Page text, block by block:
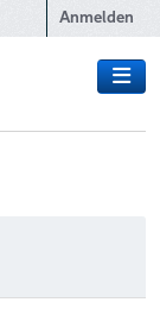
Anmelden